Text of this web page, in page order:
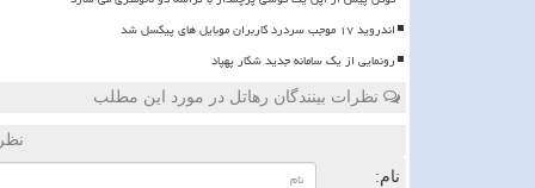
اندروید ۱۷ موجب سردرد کاربران موبایل های پیکسل شد
رونمایی از یک سامانه جدید شکار پهپاد
نظرات بینندگان رهاتل در مورد این مطلب
نام: